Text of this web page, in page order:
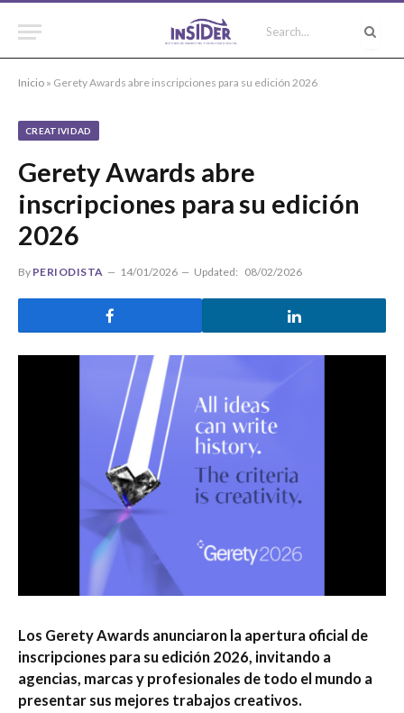
Inicio » Gerety Awards abre inscripciones para su edición 2026
CREATIVIDAD
Gerety Awards abre
inscripciones para su edición
2026
By PERIODISTA 14/01/2026 Updated: 08/02/2026
Los Gerety Awards anunciaron la apertura oficial de
inscripciones para su edición 2026, invitando a
agencias, marcas y profesionales de todo el mundo a
presentar sus mejores trabajos creativos.